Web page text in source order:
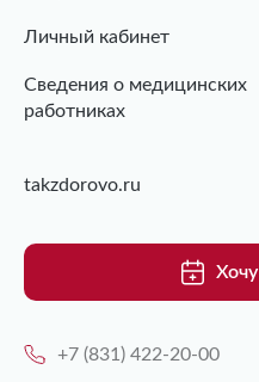
Личный кабинет
Сведения о медицинских
работниках
takzdorovo.ru
Хочу
+7 (831) 422-20-00